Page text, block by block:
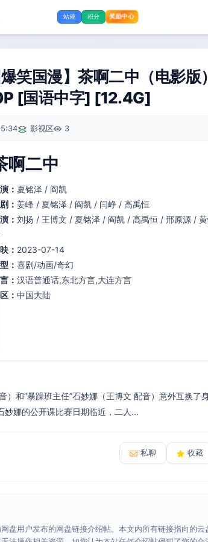
站规 积分 奖励中心
笑国漫】茶啊二中（电影
[国语中字] [12.4G]
影视区 3
啊二中
： 夏铭泽 / 阎凯
： 姜峰 / 夏铭泽 / 阎凯 / 闫峥 / 高禹恒
： 刘扬 / 王博文 / 夏铭泽 / 阎凯 / 高禹恒 / 邢原源 /
映： 2023-07-14
： 喜剧/动画/奇幻
： 汉语普通话,东北方言,大连方言
： 中国大陆
）和“暴躁班主任”石妙娜（王博文 配音）意外互换
妙娜的公开课比赛日期临近，二人...
私聊 收藏
盘用户发布的网盘链接介绍帖。本文内所有链接指向的